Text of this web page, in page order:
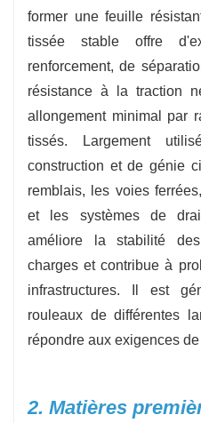
UV et aux conditions
-Rentable:Réduit le
de remplacement de
diminuant ainsi les
-Grammage &
légers aux tissus très
100–600 g/m²)
- Largeurs et
rouleaux
configuration de
gaspillage de matériaux
former une feuille
tissée stable offre
renforcement, de
résistance à la traction
allongement minimal par
tissés. Largement
construction et de génie
remblais, les voies
et les systèmes de
améliore la stabilité
charges et contribue à
infrastructures. Il est
rouleaux de différentes
répondre aux exigences
2. Matières